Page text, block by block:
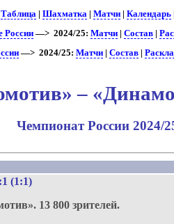
Таблица |Шахматка |Матчи |Календарь
России —> 2024/25:Матчи |Состав |
—> 2024/25:Матчи |Состав |
–
Чемпионат России 2024/
(1:1)
13 800 зрителей.